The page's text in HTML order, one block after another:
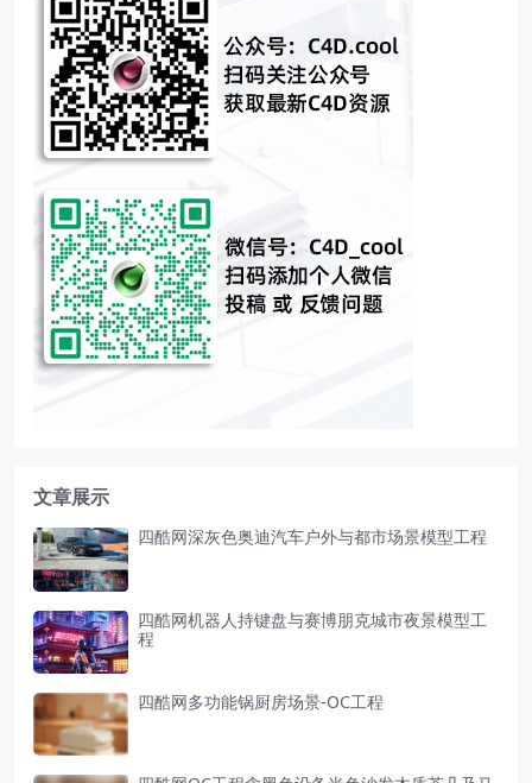
文章展示
四酷网深灰色奥迪汽车户外与都市场景模型工程
四酷网机器人持键盘与赛博朋克城市夜景模型工
程
四酷网多功能锅厨房场景-OC工程